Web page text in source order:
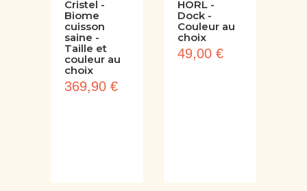
Cristel -
Biome
cuisson
saine -
Taille et
couleur au
choix
HORL -
Dock -
Couleur au
choix